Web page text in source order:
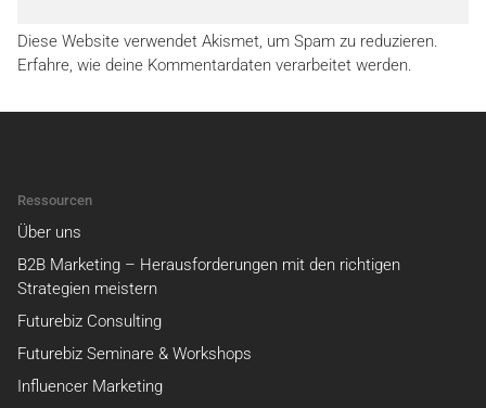
Diese Website verwendet Akismet, um Spam zu reduzieren.
Erfahre, wie deine Kommentardaten verarbeitet werden.
Ressourcen
Über uns
B2B Marketing – Herausforderungen mit den richtigen
Strategien meistern
Futurebiz Consulting
Futurebiz Seminare & Workshops
Influencer Marketing